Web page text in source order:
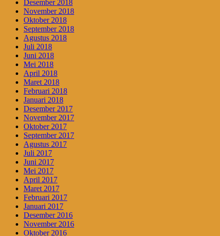
Desember 2018
November 2018
Oktober 2018
September 2018
Agustus 2018
Juli 2018
Juni 2018
Mei 2018
April 2018
Maret 2018
Februari 2018
Januari 2018
Desember 2017
November 2017
Oktober 2017
September 2017
Agustus 2017
Juli 2017
Juni 2017
Mei 2017
April 2017
Maret 2017
Februari 2017
Januari 2017
Desember 2016
November 2016
Oktober 2016